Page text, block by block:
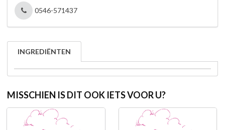
0546-571437
INGREDIËNTEN
MISSCHIEN IS DIT OOK IETS VOOR U?